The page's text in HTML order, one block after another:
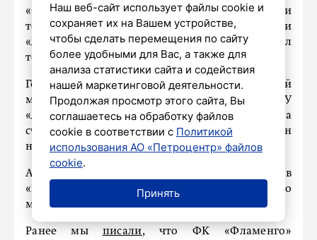
«Сегодня утром сине-бело-голубые провели
товарищескую встречу, в которой обыграли
«Ленинградец» со счётом 2:1», – сообщил
телеграм-канал «Футбольный клуб «Зенит».
Голами отметились Александр Соболев на 2-й
минуте и Вадим Шилов на 84-й минуте. У
«Ленинградца» единственный забитый мяч на
счету Андрея Выскребенцева, гол был совершен
на 78-й минуте игры.
А уже вечером 6 июля состоится матч против
«Балтики». Начало встречи – в 19:30 по
московскому времени.
Ранее мы писали, что ФК «Фламенго»
Наш веб-сайт использует файлы cookie и
сохраняет их на Вашем устройстве,
чтобы сделать перемещения по сайту
более удобными для Вас, а также для
анализа статистики сайта и содействия
нашей маркетинговой деятельности.
Продолжая просмотр этого сайта, Вы
соглашаетесь на обработку файлов
cookie в соответствии с Политикой
использования АО «Петроцентр» файлов
cookie.
Принять